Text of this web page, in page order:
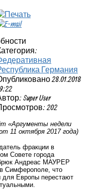
Германия
28.01.2018
Super User
202
«Аргументы недели
11 октября 2017 года)
фракции в
Совете города
Андреас МАУРЕР
Симферополе, что
для Европы перестают